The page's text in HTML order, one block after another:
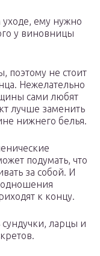
ему нужно
у виновницы
не стоит
Нежелательно
сами любят
лучше заменить
нижнего белья.
подумать, что
за собой. И
к концу.
ларцы и